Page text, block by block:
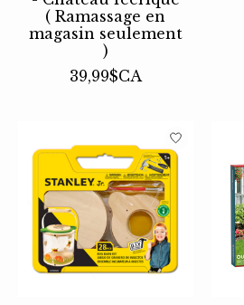
( Ramassage en
magasin seulement
)
39,99$CA